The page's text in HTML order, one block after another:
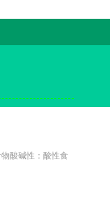
酸碱性：酸性食